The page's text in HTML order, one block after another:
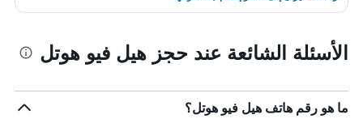
الأسئلة الشائعة عند حجز هيل فيو هوتل
ما هو رقم هاتف هيل فيو هوتل؟